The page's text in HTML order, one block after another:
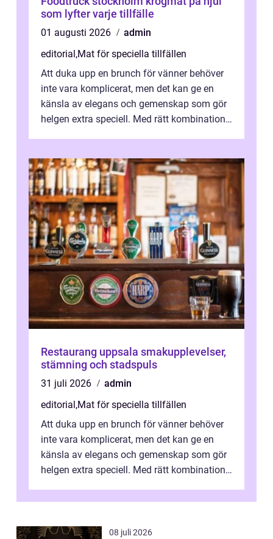
som lyfter varje tillfälle
01 augusti 2026
admin
editorial,Mat för speciella tillfällen
Att duka upp en brunch för vänner behöver
inte vara komplicerat, men det kan ge en
känsla av elegans och gemenskap som gör
helgen extra speciell. Med rätt kombination
Restaurang uppsala smakupplevelser,
stämning och stadspuls
31 juli 2026
admin
editorial,Mat för speciella tillfällen
Att duka upp en brunch för vänner behöver
inte vara komplicerat, men det kan ge en
känsla av elegans och gemenskap som gör
helgen extra speciell. Med rätt kombination
08 juli 2026